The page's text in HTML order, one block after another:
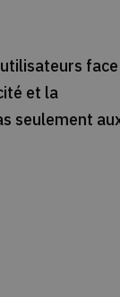
et la
seulement